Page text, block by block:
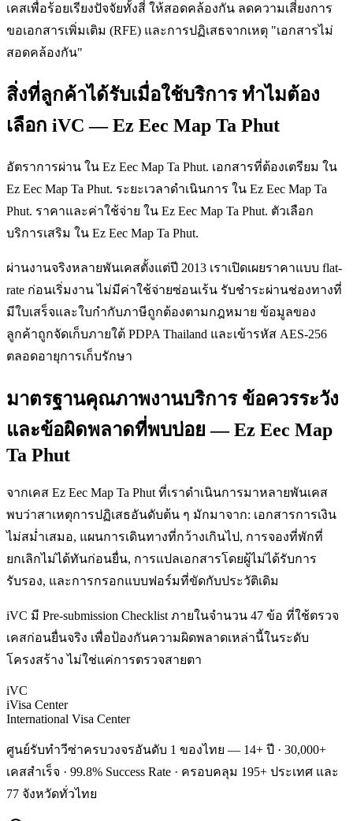
เคสเพื่อร้อยเรียงปัจจัยทั้งสี่ ให้สอดคล้องกัน ลดความเสี่ยงการ
ขอเอกสารเพิ่มเติม (RFE) และการปฏิเสธจากเหตุ "เอกสารไม่
สอดคล้องกัน"
สิ่งที่ลูกค้าได้รับเมื่อใช้บริการ ทำไมต้อง
เลือก iVC — Ez Eec Map Ta Phut
อัตราการผ่าน ใน Ez Eec Map Ta Phut. เอกสารที่ต้องเตรียม ใน
Ez Eec Map Ta Phut. ระยะเวลาดำเนินการ ใน Ez Eec Map Ta
Phut. ราคาและค่าใช้จ่าย ใน Ez Eec Map Ta Phut. ตัวเลือก
บริการเสริม ใน Ez Eec Map Ta Phut.
ผ่านงานจริงหลายพันเคสตั้งแต่ปี 2013 เราเปิดเผยราคาแบบ flat-
rate ก่อนเริ่มงาน ไม่มีค่าใช้จ่ายซ่อนเร้น รับชำระผ่านช่องทางที่
มีใบเสร็จและใบกำกับภาษีถูกต้องตามกฎหมาย ข้อมูลของ
ลูกค้าถูกจัดเก็บภายใต้ PDPA Thailand และเข้ารหัส AES-256
ตลอดอายุการเก็บรักษา
มาตรฐานคุณภาพงานบริการ ข้อควรระวัง
และข้อผิดพลาดที่พบบ่อย — Ez Eec Map
Ta Phut
จากเคส Ez Eec Map Ta Phut ที่เราดำเนินการมาหลายพันเคส
พบว่าสาเหตุการปฏิเสธอันดับต้น ๆ มักมาจาก: เอกสารการเงิน
ไม่สม่ำเสมอ, แผนการเดินทางที่กว้างเกินไป, การจองที่พักที่
ยกเลิกไม่ได้ทันก่อนยื่น, การแปลเอกสารโดยผู้ไม่ได้รับการ
รับรอง, และการกรอกแบบฟอร์มที่ขัดกับประวัติเดิม
iVC มี Pre-submission Checklist ภายในจำนวน 47 ข้อ ที่ใช้ตรวจ
เคสก่อนยื่นจริง เพื่อป้องกันความผิดพลาดเหล่านี้ในระดับ
โครงสร้าง ไม่ใช่แค่การตรวจสายตา
iVC
iVisa Center
International Visa Center
ศูนย์รับทำวีซ่าครบวงจรอันดับ 1 ของไทย — 14+ ปี · 30,000+
เคสสำเร็จ · 99.8% Success Rate · ครอบคลุม 195+ ประเทศ และ
77 จังหวัดทั่วไทย